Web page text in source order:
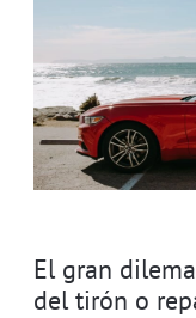
El gran
del tirón o